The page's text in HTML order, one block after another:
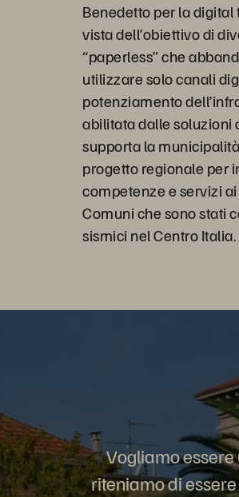
Benedetto per la
vista dell’obiettivo di
“paperless” che
utilizzare solo canali
potenziamento
abilitata dalle soluzioni
supporta la
progetto regionale per
competenze e servizi
Comuni che sono stati
sismici nel Centro Italia.
Vogliamo
riteniamo di